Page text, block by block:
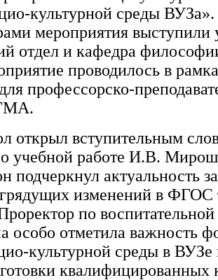
культурной среды ВУЗа».
мероприятия выступили
отдел и кафедра
проводилось в
профессорско-
открыл вступительным
учебной работе И.В.
подчеркнул актуальность
грядущих изменений в ФГОС
по
особо отметила важность
культурной среды в ВУЗе
квалифицированных